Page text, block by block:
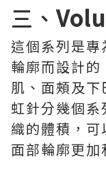
三、
這個系列是
輪廓而設計
肌、面頰及
虹針分幾個
織的體積，
面部輪廓更加